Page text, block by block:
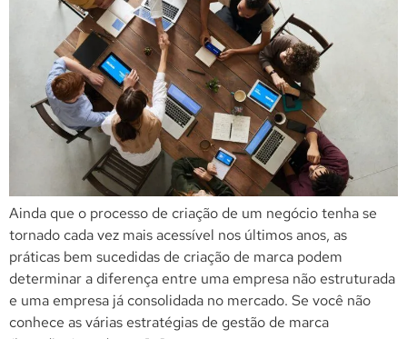
Ainda que o processo de criação de um negócio tenha se
tornado cada vez mais acessível nos últimos anos, as
práticas bem sucedidas de criação de marca podem
determinar a diferença entre uma empresa não estruturada
e uma empresa já consolidada no mercado. Se você não
conhece as várias estratégias de gestão de marca